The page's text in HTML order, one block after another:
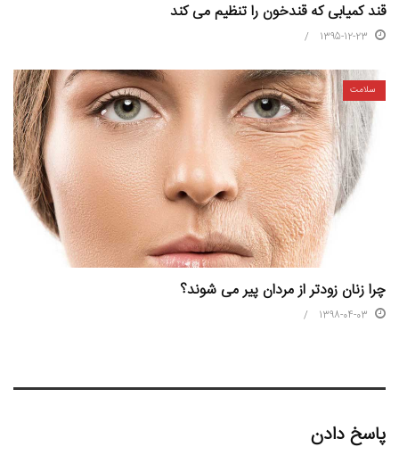
قند کمیابی که قندخون را تنظیم می کند
1395-12-23
سلامت
چرا زنان زودتر از مردان پیر می شوند؟
1398-04-03
پاسخ دادن